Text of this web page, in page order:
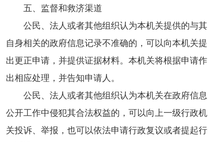
五、监督和救济渠道
公民、法人或者其他组织认为本机关提供的与其
自身相关的政府信息记录不准确的，可以向本机关提
出更正申请，并提供证据材料。本机关将根据申请作
出相应处理，并告知申请人。
公民、法人或者其他组织认为本机关在政府信息
公开工作中侵犯其合法权益的，可以向上一级行政机
关投诉、举报，也可以依法申请行政复议或者提起行